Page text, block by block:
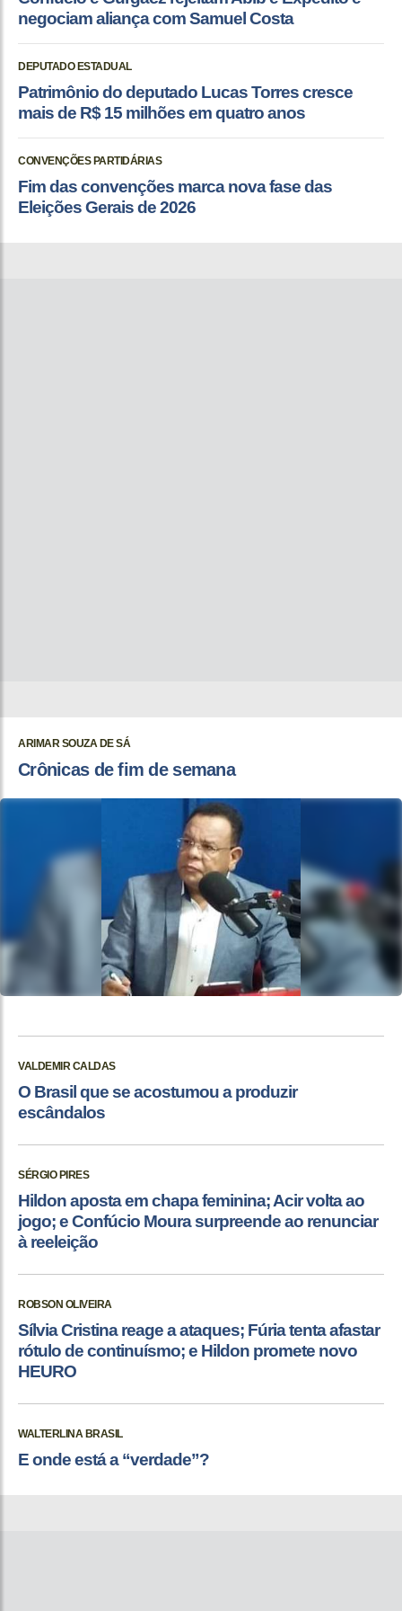
negociam aliança com Samuel Costa
DEPUTADO ESTADUAL
Patrimônio do deputado Lucas Torres cresce
mais de R$ 15 milhões em quatro anos
CONVENÇÕES PARTIDÁRIAS
Fim das convenções marca nova fase das
Eleições Gerais de 2026
ARIMAR SOUZA DE SÁ
Crônicas de fim de semana
VALDEMIR CALDAS
O Brasil que se acostumou a produzir
escândalos
SÉRGIO PIRES
Hildon aposta em chapa feminina; Acir volta ao
jogo; e Confúcio Moura surpreende ao renunciar
à reeleição
ROBSON OLIVEIRA
Sílvia Cristina reage a ataques; Fúria tenta afastar
rótulo de continuísmo; e Hildon promete novo
HEURO
WALTERLINA BRASIL
E onde está a “verdade”?